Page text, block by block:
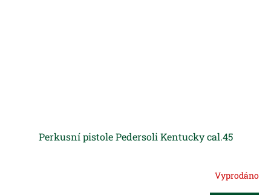
Perkusní pistole Pedersoli Kentucky cal.45
Vyprodáno